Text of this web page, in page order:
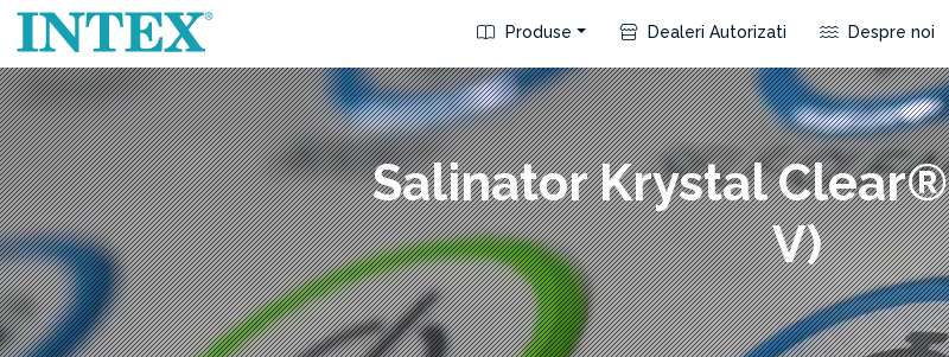
Produse Dealeri Autorizati Despre noi
Salinator Krystal Clear®
V)